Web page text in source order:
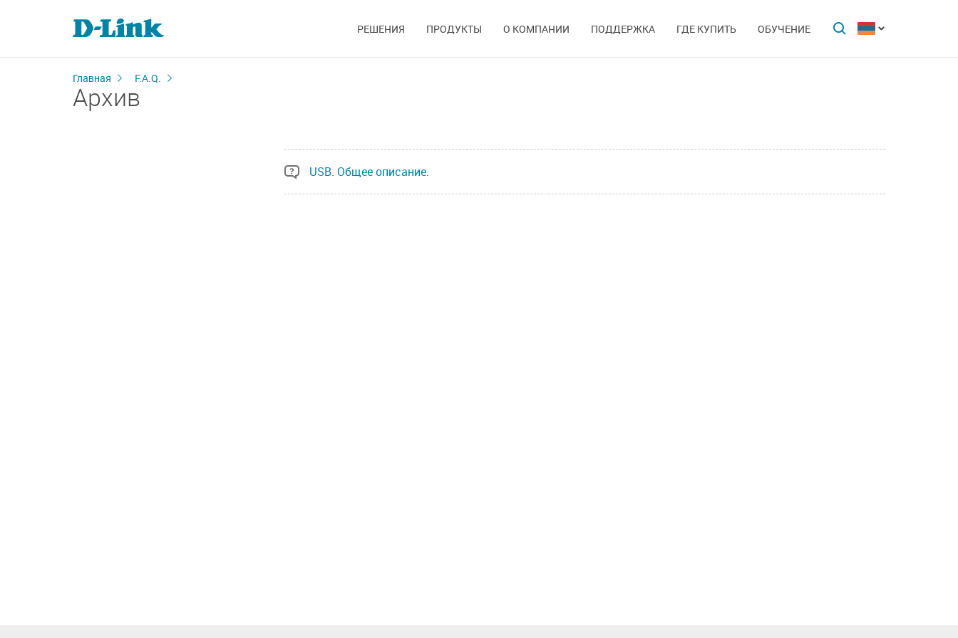
РЕШЕНИЯ ПРОДУКТЫ О КОМПАНИИ ПОДДЕРЖКА ГДЕ КУПИТЬ ОБУЧЕНИЕ
Главная F.A.Q.
Архив
USB. Общее описание.